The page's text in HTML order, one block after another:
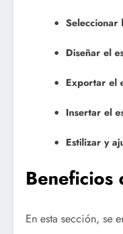
Seleccionar
Diseñar el
Exportar el
Insertar el
Estilizar y
Beneficios
En esta sección, se